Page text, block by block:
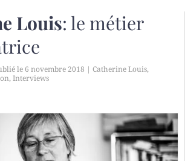
Louis: le métier
6 novembre 2018 | Catherine Louis,
,Interviews